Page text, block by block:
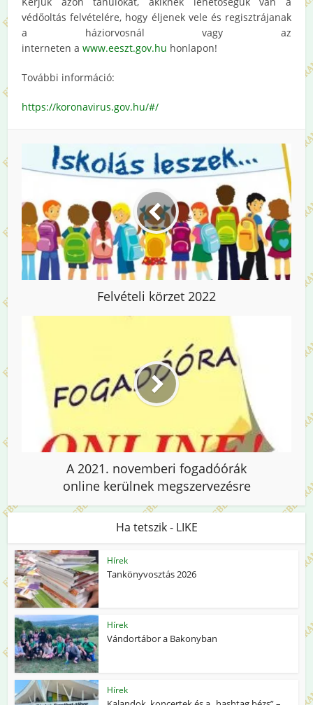
védőoltás felvételére, hogy éljenek vele és regisztrájanak
a háziorvosnál vagy az
interneten awww.eeszt.gov.hu honlapon!
További információ:
https://koronavirus.gov.hu/#/
Felvételi körzet 2022
A 2021. novemberi fogadóórák
online kerülnek megszervezésre
Ha tetszik - LIKE
Hírek
Tankönyvosztás 2026
Hírek
Vándortábor a Bakonyban
Hírek